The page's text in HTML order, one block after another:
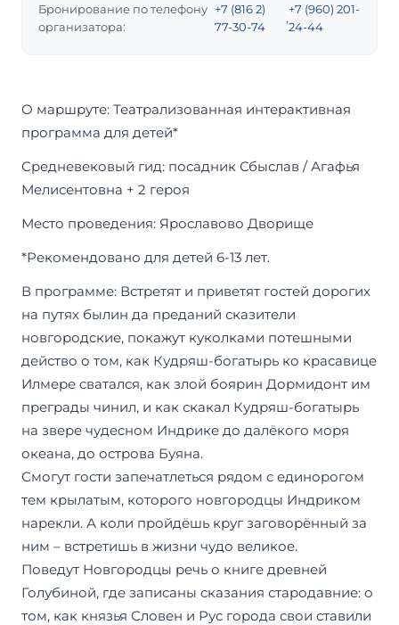
Бронирование по телефону
организатора:
+7 (816 2)
77-30-74
,
+7 (960) 201-
24-44
О маршруте: Театрализованная интерактивная
программа для детей*
Средневековый гид: посадник Сбыслав / Агафья
Мелисентовна + 2 героя
Место проведения: Ярославово Дворище
*Рекомендовано для детей 6-13 лет.
В программе: Встретят и приветят гостей дорогих
на путях былин да преданий сказители
новгородские, покажут куколками потешными
действо о том, как Кудряш-богатырь ко красавице
Илмере сватался, как злой боярин Дормидонт им
преграды чинил, и как скакал Кудряш-богатырь
на звере чудесном Индрике до далёкого моря
океана, до острова Буяна.
Смогут гости запечатлеться рядом с единорогом
тем крылатым, которого новгородцы Индриком
нарекли. А коли пройдёшь круг заговорённый за
ним – встретишь в жизни чудо великое.
Поведут Новгородцы речь о книге древней
Голубиной, где записаны сказания стародавние: о
том, как князья Словен и Рус города свои ставили